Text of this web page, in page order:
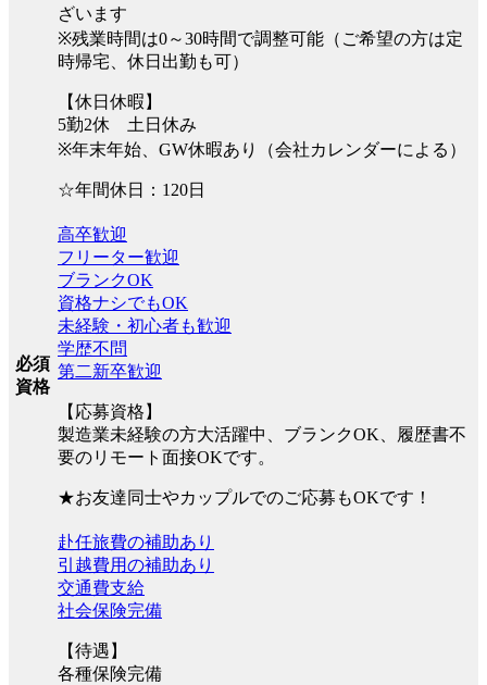
ざいます
※残業時間は0～30時間で調整可能（ご希望の方は定
時帰宅、休日出勤も可）
【休日休暇】
5勤2休 土日休み
※年末年始、GW休暇あり（会社カレンダーによる）
☆年間休日：120日
必須
資格
高卒歓迎
フリーター歓迎
ブランクOK
資格ナシでもOK
未経験・初心者も歓迎
学歴不問
第二新卒歓迎
【応募資格】
製造業未経験の方大活躍中、ブランクOK、履歴書不
要のリモート面接OKです。
★お友達同士やカップルでのご応募もOKです！
赴任旅費の補助あり
引越費用の補助あり
交通費支給
社会保険完備
【待遇】
各種保険完備